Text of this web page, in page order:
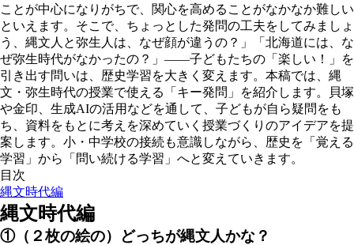
ことが中心になりがちで、関心を高めることがなかなか難しい
といえます。そこで、ちょっとした発問の工夫をしてみましょ
う、縄文人と弥生人は、なぜ顔が違うの？」「北海道には、な
ぜ弥生時代がなかったの？」――子どもたちの「楽しい！」を
引き出す問いは、歴史学習を大きく変えます。本稿では、縄
文・弥生時代の授業で使える「キー発問」を紹介します。貝塚
や金印、生成AIの活用などを通して、子どもが自ら疑問をも
ち、資料をもとに考えを深めていく授業づくりのアイデアを提
案します。小・中学校の接続も意識しながら、歴史を「覚える
学習」から「問い続ける学習」へと変えていきます。
目次
縄文時代編
縄文時代編
①（２枚の絵の）どっちが縄文人かな？